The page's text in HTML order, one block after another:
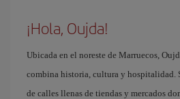
¡Hola, Oujda!
Ubicada en el noreste de Marruecos,
combina historia, cultura y hospitalidad.
de calles llenas de tiendas y mercados